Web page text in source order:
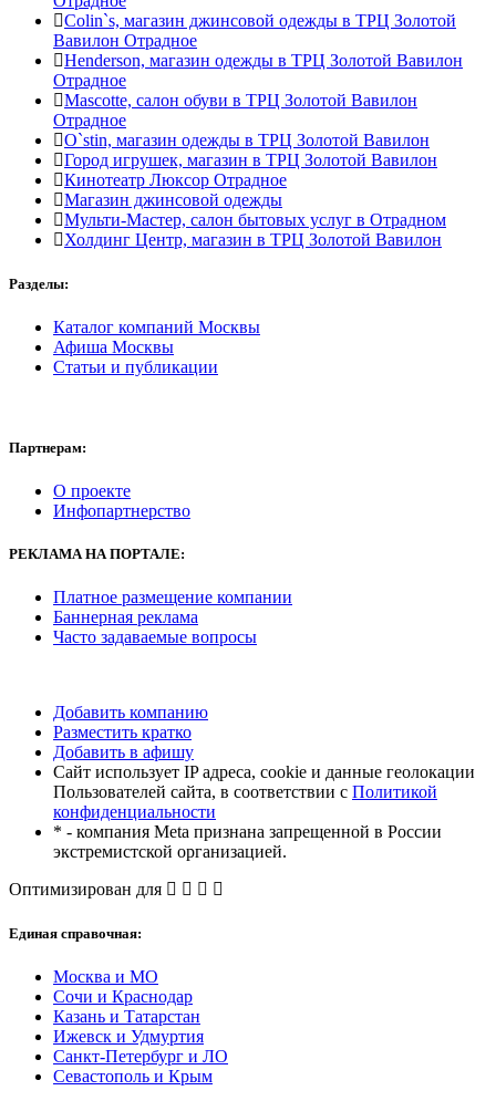
Colin`s, магазин джинсовой одежды в ТРЦ Золотой
Вавилон Отрадное
Henderson, магазин одежды в ТРЦ Золотой Вавилон
Отрадное
Mascotte, салон обуви в ТРЦ Золотой Вавилон
Отрадное
O`stin, магазин одежды в ТРЦ Золотой Вавилон
Город игрушек, магазин в ТРЦ Золотой Вавилон
Кинотеатр Люксор Отрадное
Магазин джинсовой одежды
Мульти-Мастер, салон бытовых услуг в Отрадном
Холдинг Центр, магазин в ТРЦ Золотой Вавилон
Разделы:
Каталог компаний Москвы
Афиша Москвы
Статьи и публикации
Партнерам:
О проекте
Инфопартнерство
РЕКЛАМАНА ПОРТАЛЕ:
Платное размещение компании
Баннерная реклама
Часто задаваемые вопросы
Добавить компанию
Разместить кратко
Добавить в афишу
Сайт использует IP адреса, cookie и данные геолокации
Пользователей сайта, в соответствии с Политикой
конфиденциальности
* - компания Meta признана запрещенной в России
экстремистской организацией.
Оптимизирован для
Единая справочная:
Москва и МО
Сочи и Краснодар
Казань и Татарстан
Ижевск и Удмуртия
Санкт-Петербург и ЛО
Севастополь и Крым